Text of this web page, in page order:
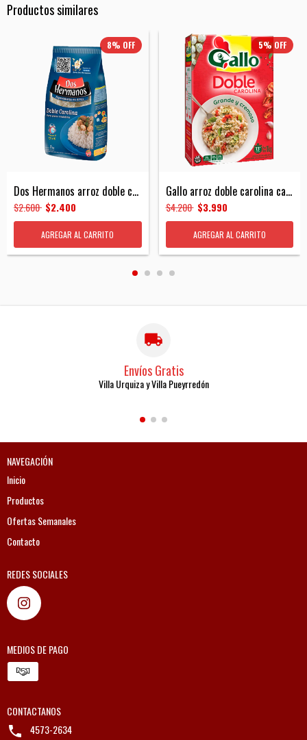
Productos similares
8% OFF
Dos Hermanos arroz doble carolina 1k
$2.600 $2.400
5%OFF
Gallo arroz doble carolina caja 1k
$4.200 $3.990
Envíos Gratis
Villa Urquiza y Villa Pueyrredón
NAVEGACIÓN
Inicio
Productos
Ofertas Semanales
Contacto
REDES SOCIALES
MEDIOS DE PAGO
CONTACTANOS
4573-2634